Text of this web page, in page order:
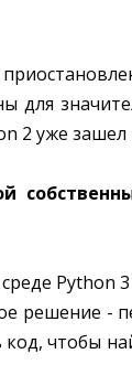
для
2 уже
Python
решение -
чтобы